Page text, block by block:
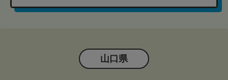
山口県